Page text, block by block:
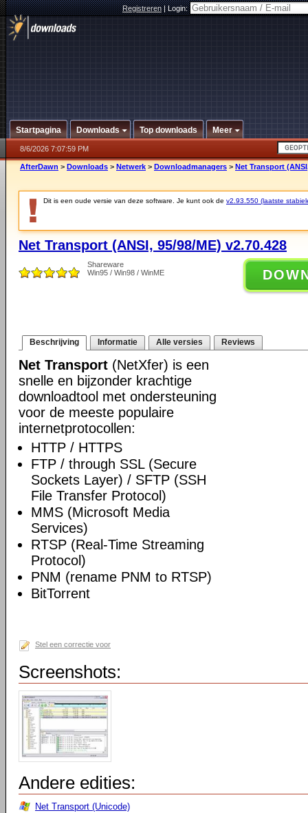
Registreren|Login:
Startpagina Downloads Top downloads Meer
8/6/2026 7:07:59 PM
AfterDawn > Downloads > Netwerk > Downloadmanagers > Net Transport
Dit is een oude versie van deze software. Je kunt ook de v2.93.550 (laatste
Net Transport (ANSI, 95/98/ME) v2.70.428
Shareware
Win95 / Win98 / WinME
Beschrijving Informatie Alle versies Reviews
Net Transport (NetXfer) is een
snelle en bijzonder krachtige
downloadtool met ondersteuning
voor de meeste populaire
internetprotocollen:
HTTP / HTTPS
FTP / through SSL (Secure
Sockets Layer) / SFTP (SSH
File Transfer Protocol)
MMS (Microsoft Media
Services)
RTSP (Real-Time Streaming
Protocol)
PNM (rename PNM to RTSP)
BitTorrent
Stel een correctie voor
Screenshots:
Andere edities:
Net Transport (Unicode)